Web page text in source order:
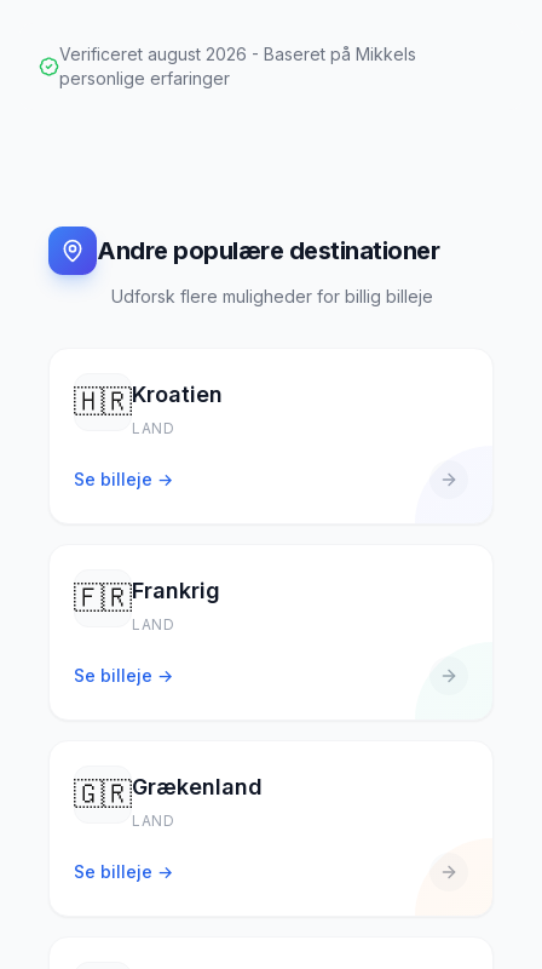
Verificeret august 2026 - Baseret på Mikkels
personlige erfaringer
Andre populære destinationer
Udforsk flere muligheder for billig billeje
🇭🇷Kroatien
LAND
Se billeje →
🇫🇷Frankrig
LAND
Se billeje →
🇬🇷Grækenland
LAND
Se billeje →